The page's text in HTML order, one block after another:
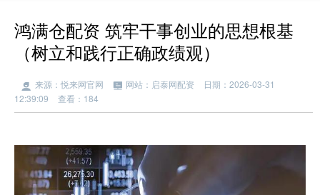
鸿满仓配资 筑牢干事创业的思想根基
（树立和践行正确政绩观）
来源：悦来网官网 网站：启泰网配资
日期：2026-03-31
12:39:09
查看：184